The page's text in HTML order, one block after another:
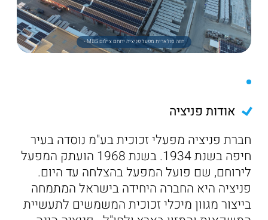
חווה סולארית מפעל פניציה ירוחם צילום MBS -
אודות פניציה
חברת פניציה מפעלי זכוכית בע"מ נוסדה בעיר
חיפה בשנת 1934. בשנת 1968 הועתק המפעל
לירוחם, שם פועל המפעל בהצלחה עד היום.
פניציה היא החברה היחידה בישראל המתמחה
בייצור מגוון מיכלי זכוכית המשמשים לתעשיית